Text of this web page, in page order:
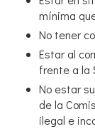
mínima
No tener
Estar al
frente a la
No estar
de la
ilegal e